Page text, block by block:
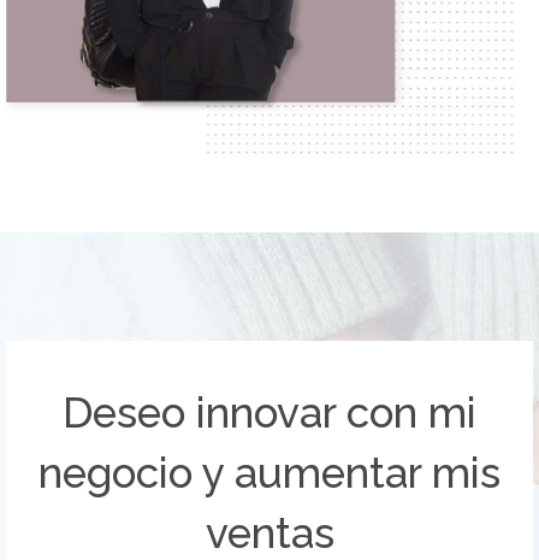
Deseo innovar con mi
negocio y aumentar mis
ventas